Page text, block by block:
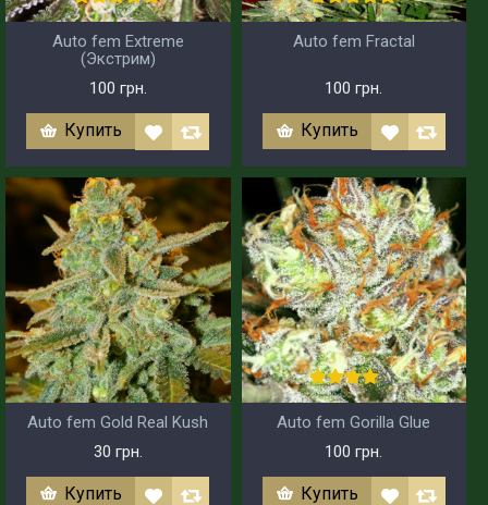
Auto fem Extreme
(Экстрим)
100 грн.
Купить
Auto fem Fractal
100 грн.
Купить
Auto fem Gold Real Kush
30 грн.
Купить
Auto fem Gorilla Glue
100 грн.
Купить